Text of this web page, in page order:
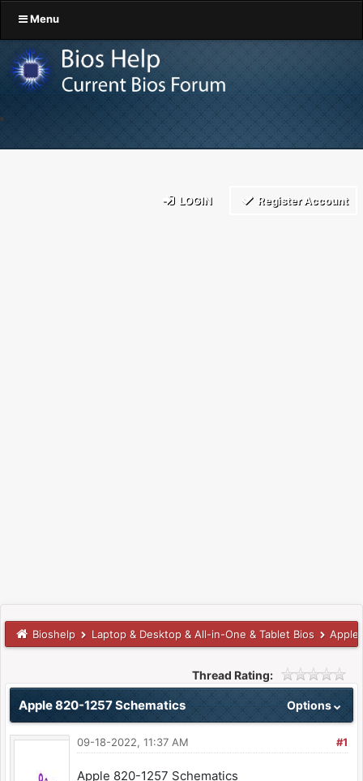
Menu
LOGIN Register Account
Bioshelp Laptop & Desktop & All-in-One & Tablet Bios Apple
Thread Rating:
Options
Apple 820-1257 Schematics
#1
09-18-2022, 11:37 AM
Apple 820-1257 Schematics